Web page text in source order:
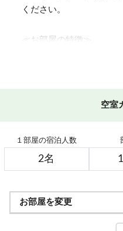
ください。
≪お部屋の特徴≫
３部屋続きのお部屋を広
それぞれ区切れるタイ
ロイヤルルームのみの４
②小学生以上の方のミ
数分ご用意
④上質なタオルとバス
※バスローブは大人の方
空室
１部屋の宿泊人数
お部屋を変更